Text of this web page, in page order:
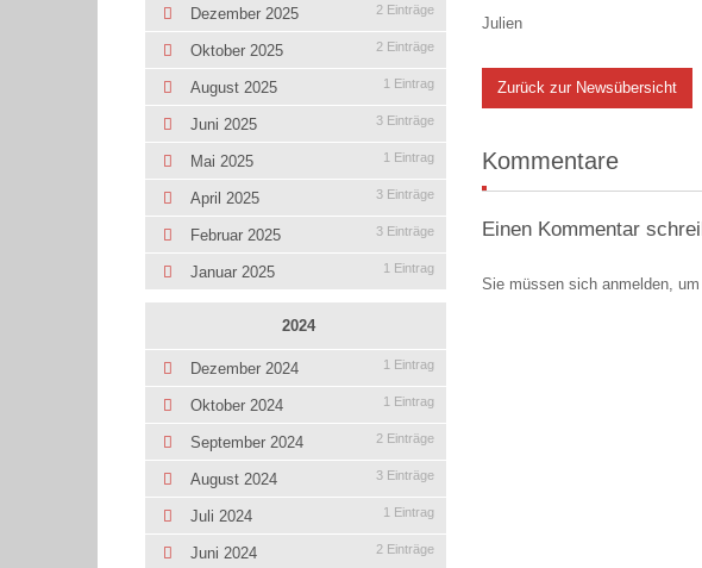
Julien
Zurück zur Newsübersicht
Kommentare
Einen Kommentar
Sie müssen sich anmelden,
Dezember 2025 2 Einträge
Oktober 2025 2 Einträge
August 2025 1 Eintrag
Juni 2025 3 Einträge
Mai 2025 1 Eintrag
April 2025 3 Einträge
Februar 2025 3 Einträge
Januar 2025 1 Eintrag
2024
Dezember 2024 1 Eintrag
Oktober 2024 1 Eintrag
September 2024 2 Einträge
August 2024 3 Einträge
Juli 2024 1 Eintrag
Juni 2024 2 Einträge